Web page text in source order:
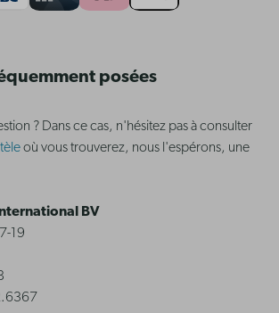
posées
? Dans ce cas, n'hésitez pas à consulter
où vous trouverez, nous l'espérons, une
BV
19